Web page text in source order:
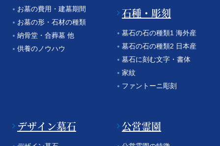
お墓の費用・建墓期間
お墓の形・石材の種類
納骨堂・合葬墓 他
供養のノウハウ
石種・彫刻
墓石の石の種類1 海外産
墓石の石の種類2 日本産
墓石に刻む文字・書体
家紋
ファントーニ彫刻
デザイン墓石 公営霊園